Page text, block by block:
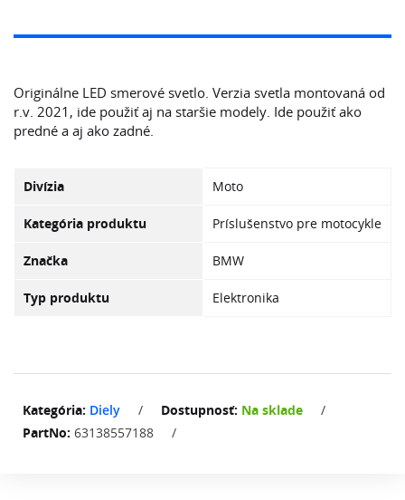
Originálne LED smerové svetlo. Verzia svetla montovaná od
r.v. 2021, ide použiť aj na staršie modely. Ide použiť ako
predné a aj ako zadné.
Divízia Moto
Kategória produktu Príslušenstvo pre motocykle
Značka BMW
Typ produktu Elektronika
Kategória: Diely / Dostupnosť: Na sklade
/
PartNo: 63138557188 /